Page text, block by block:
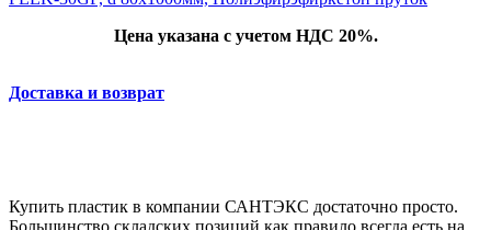
Цена указана с учетом НДС 20%.
Доставка и возврат
Купить пластик в компании САНТЭКС достаточно просто.
Большинство складских позиций как правило всегда есть на